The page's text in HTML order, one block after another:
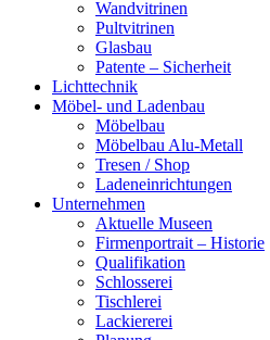
Wandvitrinen
Pultvitrinen
Glasbau
Patente – Sicherheit
Lichttechnik
Möbel- und Ladenbau
Möbelbau
Möbelbau Alu-Metall
Tresen / Shop
Ladeneinrichtungen
Unternehmen
Aktuelle Museen
Firmenportrait – Historie
Qualifikation
Schlosserei
Tischlerei
Lackiererei